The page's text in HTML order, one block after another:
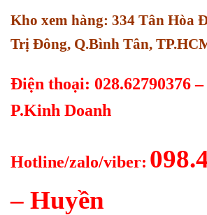
Kho xem hàng: 334 Tân Hòa
Trị Đông, Q.Bình Tân,
Điện thoại: 028.62790376
P.Kinh Doanh
Hotline/zalo/viber:
– Huyền